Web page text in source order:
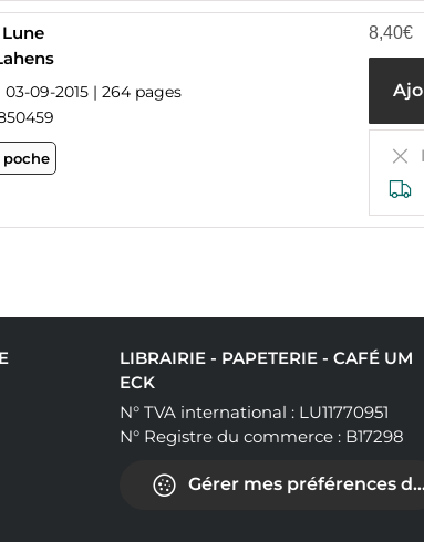
09-2015 | 264 pages
poche
8,40€
LIBRAIRIE - PAPETERIE - CAFÉ UM
ECK
N° TVA international : LU11770951
N° Registre du commerce : B17298
Gérer mes préférences